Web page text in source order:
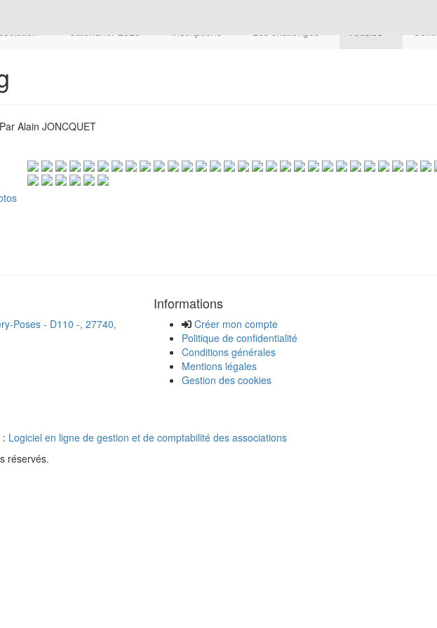
Calendrier 2026 Inscriptions Les challenges Articles
Alain JONCQUET
Poses - D110 -, 27740,
Informations
Créer mon compte
Politique de confidentialité
Conditions générales
Mentions légales
Gestion des cookies
: Logiciel en ligne de gestion et de comptabilité des associations
réservés.